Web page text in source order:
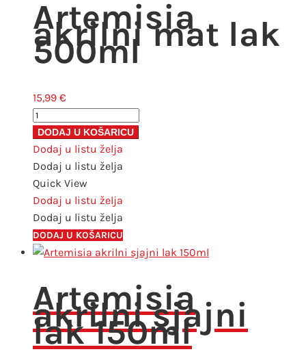
Artemisia
akrilni mat lak
500ml
15,99 €
Artemisia
akrilni
mat
lak
500ml
količina
DODAJ U KOŠARICU
Dodaj u listu želja
Dodaj u listu želja
Quick View
Dodaj u listu želja
Dodaj u listu želja
DODAJ U KOŠARICU
Artemisia
akrilni sjajni
lak 150ml